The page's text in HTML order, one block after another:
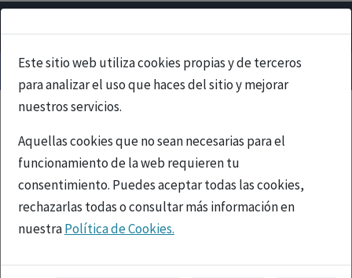
Este sitio web utiliza cookies propias y de terceros
para analizar el uso que haces del sitio y mejorar
nuestros servicios.
Aquellas cookies que no sean necesarias para el
funcionamiento de la web requieren tu
consentimiento. Puedes aceptar todas las cookies,
rechazarlas todas o consultar más información en
nuestraPolítica de Cookies.
Toda la información incluida en la Página Web está